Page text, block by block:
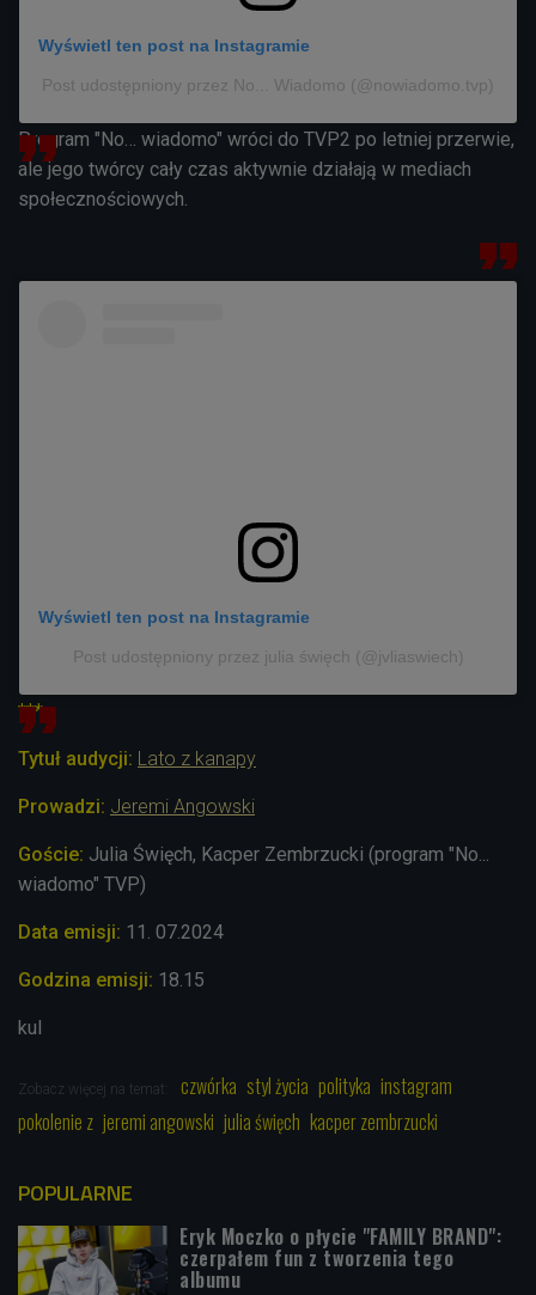
Wyświetl ten post na Instagramie
Post udostępniony przez No... Wiadomo (@nowiadomo.tvp)
Program "No… wiadomo" wróci do TVP2 po letniej przerwie,
ale jego twórcy cały czas aktywnie działają w mediach
społecznościowych.
Wyświetl ten post na Instagramie
Post udostępniony przez julia święch (@jvliaswiech)
***
Tytuł audycji: Lato z kanapy
Prowadzi: Jeremi Angowski
Goście: Julia Święch, Kacper Zembrzucki (program "No...
wiadomo" TVP)
Data emisji: 11. 07.2024
Godzina emisji: 18.15
kul
Zobacz więcej na temat: czwórka styl życia polityka instagram
pokolenie z jeremi angowski julia święch kacper zembrzucki
POPULARNE
Eryk Moczko o płycie "FAMILY BRAND":
czerpałem fun z tworzenia tego
albumu